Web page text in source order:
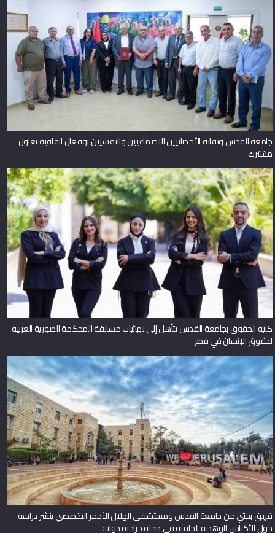
جامعة القدس ونقابة الأخصائيين الاجتماعيين والنفسيين توقعان اتفاقية تعاون
مشترك
كلية الحقوق بجامعة القدس تتأهل إلى نهائيات مسابقة المحكمة الصورية العربية
لحقوق الإنسان في قطر
فريق بحثي من جامعة القدس ومستشفى الهلال الأحمر التخصصي ينشر دراسة
حول الأكياس الوهدية الخِلقية في مجلة جراحية دولية